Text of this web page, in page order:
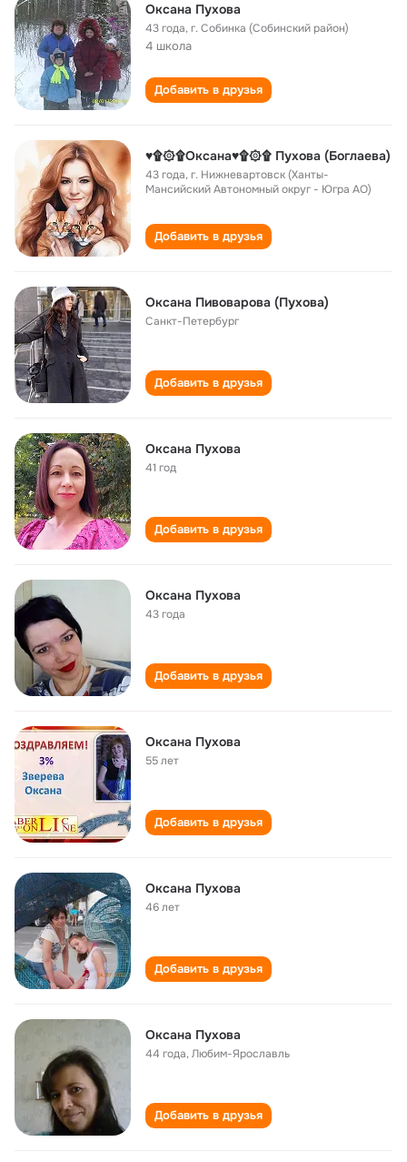
Оксана Пухова
43 года,г. Собинка (Собинский район)
4 школа
Добавить в друзья
♥۩۞۩Оксана♥۩۞۩ Пухова (Боглаева)
43 года,г. Нижневартовск (Ханты-
Мансийский Автономный округ - Югра АО)
Добавить в друзья
Оксана Пивоварова (Пухова)
Санкт-Петербург
Добавить в друзья
Оксана Пухова
41 год
Добавить в друзья
Оксана Пухова
43 года
Добавить в друзья
Оксана Пухова
55 лет
Добавить в друзья
Оксана Пухова
46 лет
Добавить в друзья
Оксана Пухова
44 года,Любим-Ярославль
Добавить в друзья